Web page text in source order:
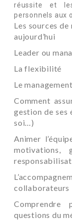
réussite et
personnels aux
Les sources
aujourd’hui
Leader ou
La flexibilité
Le
Comment
gestion de ses
soi…)
Animer
motivations,
collaborateurs
Comprendre
questions du